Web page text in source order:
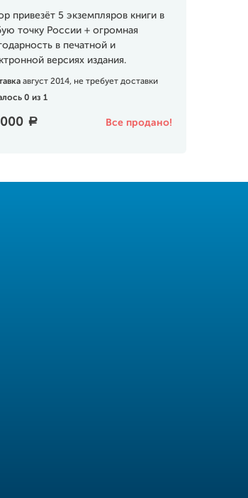
привезёт 5 экземпляров книги в
точку России + огромная
в печатной и
версиях издания.
август 2014, не требует доставки
0 из 1
a Все продано!